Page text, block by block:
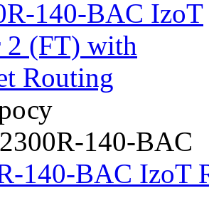
140-BAC
140-BAC IzoT